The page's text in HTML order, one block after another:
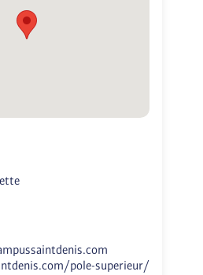
pole-superieur/